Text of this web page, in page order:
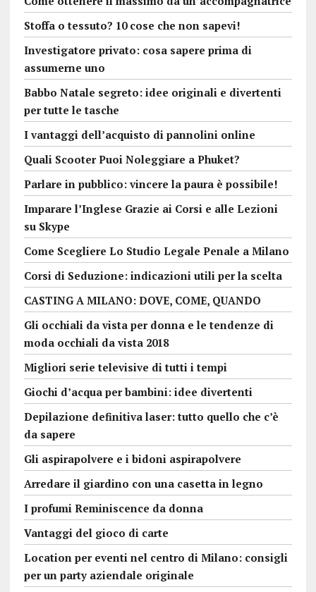
Stoffa o tessuto? 10 cose che non sapevi!
Investigatore privato: cosa sapere prima di
assumerne uno
Babbo Natale segreto: idee originali e divertenti
per tutte le tasche
I vantaggi dell’acquisto di pannolini online
Quali Scooter Puoi Noleggiare a Phuket?
Parlare in pubblico: vincere la paura è possibile!
Imparare l’Inglese Grazie ai Corsi e alle Lezioni
su Skype
Come Scegliere Lo Studio Legale Penale a Milano
Corsi di Seduzione: indicazioni utili per la scelta
CASTING A MILANO: DOVE, COME, QUANDO
Gli occhiali da vista per donna e le tendenze di
moda occhiali da vista 2018
Migliori serie televisive di tutti i tempi
Giochi d’acqua per bambini: idee divertenti
Depilazione definitiva laser: tutto quello che c’è
da sapere
Gli aspirapolvere e i bidoni aspirapolvere
Arredare il giardino con una casetta in legno
I profumi Reminiscence da donna
Vantaggi del gioco di carte
Location per eventi nel centro di Milano: consigli
per un party aziendale originale